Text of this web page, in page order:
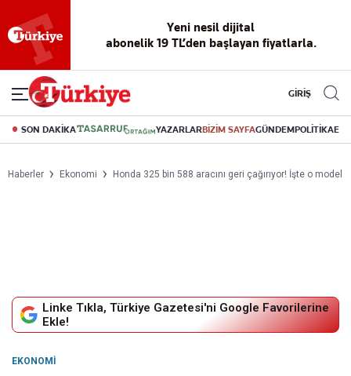
Yeni nesil dijital
abonelik 19 TL’den başlayan fiyatlarla.
GİRİŞ
SON DAKİKA YAZARLARBİZİM SAYFAGÜNDEMPOLİTİKA
Haberler Ekonomi Honda 325 bin 588 aracını geri çağırıyor! İşte o model
Linke Tıkla, Türkiye Gazetesi'ni Google Favorilerine
Ekle!
EKONOMI